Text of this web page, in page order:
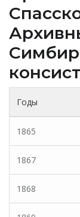
Годы
1865
1867
1868